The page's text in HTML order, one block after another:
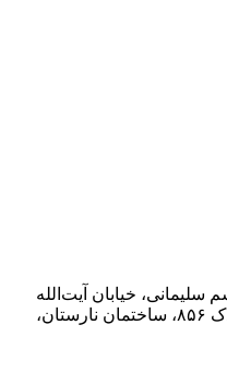
سلیمانی، خیابان آیت‌الله
جلالی خمینی (آیت شمالی سابق)، پلاک ۸۵۶، ساختمان نارستان،